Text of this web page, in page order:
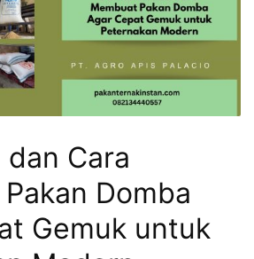
Cara
Domba
Gemuk untuk